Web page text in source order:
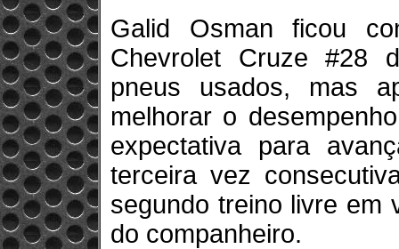
Galid Osman ficou
Chevrolet Cruze #28
pneus usados, mas
melhorar o
expectativa para
terceira vez
segundo treino livre em
do companheiro.